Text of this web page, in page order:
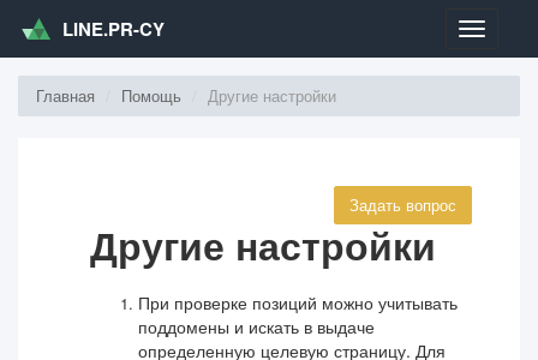
Меню
LINE.PR-CY
Главная Помощь Другие настройки
Задать вопрос
Другие настройки
При проверке позиций можно учитывать
поддомены и искать в выдаче
определенную целевую страницу. Для